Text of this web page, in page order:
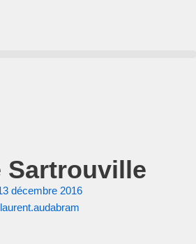
Sartrouville
décembre 2016
laurent.audabram